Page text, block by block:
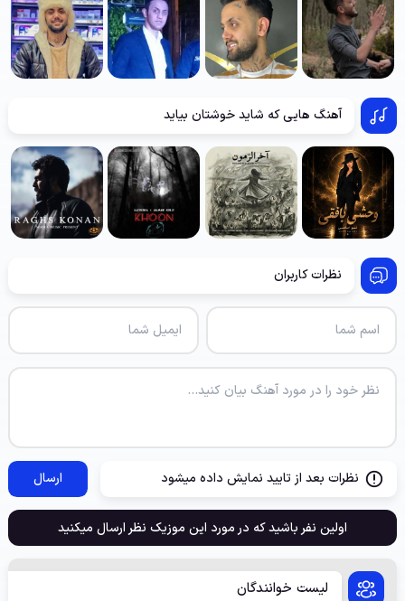
آهنگ هایی که شاید خوشتان بیاید
نظرات کاربران
نظرات بعد از تایید نمایش داده میشود ارسال
اولین نفر باشید که در مورد این موزیک نظر ارسال میکنید
لیست خوانندگان